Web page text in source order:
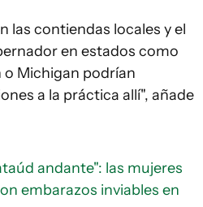
las contiendas locales y el
en estados como
o Michigan podrían
a la práctica allí", añade
andante": las mujeres
embarazos inviables en